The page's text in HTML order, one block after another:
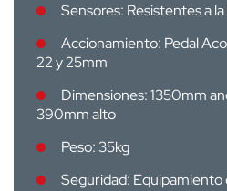
Sensores: Resistentes a
Accionamiento: Pedal
22 y 25mm
Dimensiones: 1350mm
390mm alto
Peso: 35kg
Seguridad: